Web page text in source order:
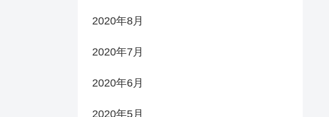
2020年8月
2020年7月
2020年6月
2020年5月